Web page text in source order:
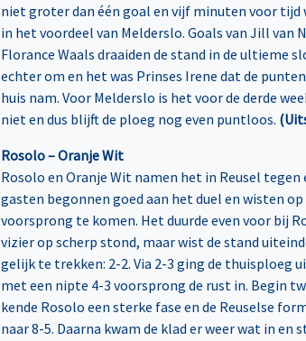
niet groter dan één goal en vijf minuten voor tijd
in het voordeel van Melderslo. Goals van Jill van
Florance Waals draaiden de stand in de ultieme
echter om en het was Prinses Irene dat de
huis nam. Voor Melderslo is het voor de derde
niet en dus blijft de ploeg nog even puntloos.
Rosolo – Oranje Wit
Rosolo en Oranje Wit namen het in Reusel tegen
gasten begonnen goed aan het duel en wisten op
voorsprong te komen. Het duurde even voor bij
vizier op scherp stond, maar wist de stand
gelijk te trekken: 2-2. Via 2-3 ging de thuisploeg
met een nipte 4-3 voorsprong de rust in. Begin
kende Rosolo een sterke fase en de Reuselse
naar 8-5. Daarna kwam de klad er weer wat in en